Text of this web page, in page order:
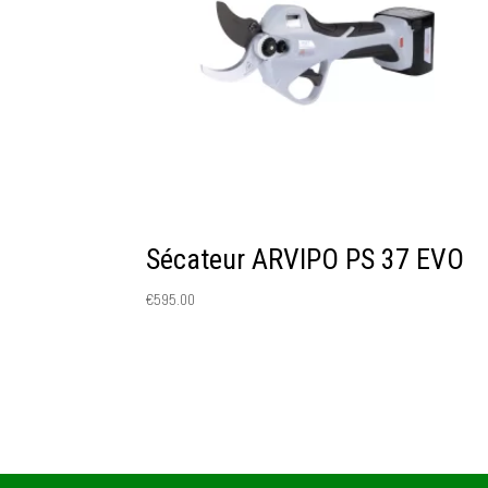
Sécateur ARVIPO PS 37 EVO
€595.00